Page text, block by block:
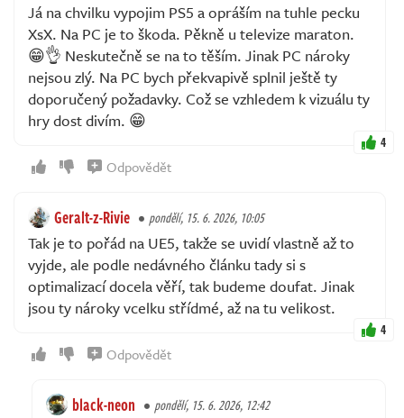
Já na chvilku vypojim PS5 a opráším na tuhle pecku
XsX. Na PC je to škoda. Pěkně u televize maraton.
😁👌 Neskutečně se na to těším. Jinak PC nároky
nejsou zlý. Na PC bych překvapivě splnil ještě ty
doporučený požadavky. Což se vzhledem k vizuálu ty
hry dost divím. 😁
4
Odpovědět
Geralt-z-Rivie pondělí, 15. 6. 2026, 10:05
Tak je to pořád na UE5, takže se uvidí vlastně až to
vyjde, ale podle nedávného článku tady si s
optimalizací docela věří, tak budeme doufat. Jinak
jsou ty nároky vcelku střídmé, až na tu velikost.
4
Odpovědět
black-neon pondělí, 15. 6. 2026, 12:42